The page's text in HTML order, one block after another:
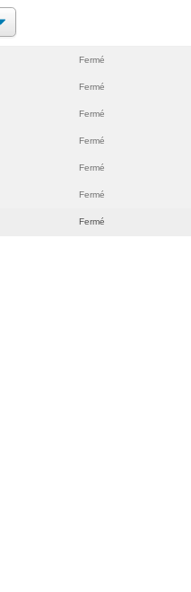
Fermé
Fermé
Fermé
Fermé
Fermé
Fermé
Fermé